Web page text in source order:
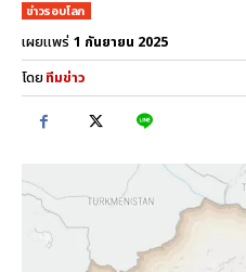
ข่าวรอบโลก
เผยแพร่ 1 กันยายน 2025
โดยทีมข่าว